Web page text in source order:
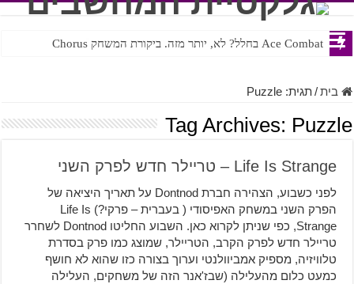
Ace Combat בחלל? לא, יותר מזה. ביקורת המשחק Chorus
Steven Universe והשירים שתורגמו בצורה נוראית לעברית
בית/תגית:Puzzle
Tag Archives: Puzzle
Life Is Strange – טריילר חדש לפרק השני
לפני כשבוע, הצהירה חברת Dontnod על תאריך היציאה של
הפרק השני במשחק האפיסודי ( בעברית – פרקי?) Life Is
Strange, כפי שניתן לקרוא כאן. השבוע החליטו Dontnod לשחרר
טריילר חדש לפרק הקרב, הטריילר, שמוצג כמו פרק בסדרת
טלוויזיה, מספיק אמביוולנטי וערוך בצורה כזו שהוא לא חושף
כמעט כלום מהעלילה (שבז'אנר הזה של משחקים, העלילה